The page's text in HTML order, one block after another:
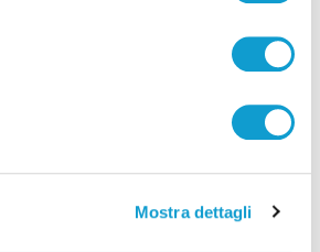
Mostra dettagli